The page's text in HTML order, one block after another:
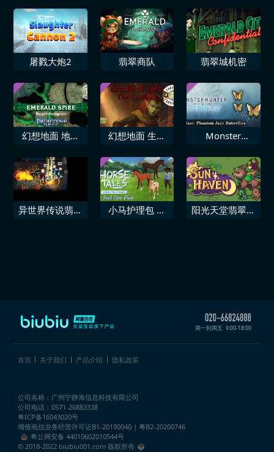
屠戮大炮2 翡翠商队 翡翠城机密
幻想地面 地理
戏 翡翠尖塔超
级地牢翻转垫多
包
幻想地面 生命
者
Monster
Iceborne 追加
饰物「幻想蝴蝶
·翡翠」
异世界传说翡翠
小马护理包 马
阳光天堂翡翠优
周一到周五 9:00-18:00
首页 关于我们 产品介绍 隐私政策
公司名称：广州宁静海信息科技有限公司
公司电话：0571-26883338
粤ICP备16043020号
增值电信业务经营许可证B1-20190040 | 粤B2-20200746
粤公网安备 44010602010544号
© 2018-2022 biubiu001.com 版权所有